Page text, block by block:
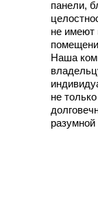
панели,
не имеют
Наша
не
разумной